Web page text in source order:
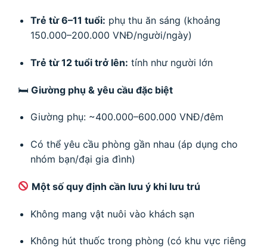
Trẻ từ 6–11 tuổi: phụ thu ăn sáng (khoảng
150.000–200.000 VNĐ/người/ngày)
Trẻ từ 12 tuổi trở lên: tính như người lớn
🛏 Giường phụ & yêu cầu đặc biệt
Giường phụ: ~400.000–600.000 VNĐ/đêm
Có thể yêu cầu phòng gần nhau (áp dụng cho
nhóm bạn/đại gia đình)
Một số quy định cần lưu ý khi lưu trú
Không mang vật nuôi vào khách sạn
Không hút thuốc trong phòng (có khu vực riêng